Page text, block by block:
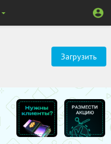
Загрузить